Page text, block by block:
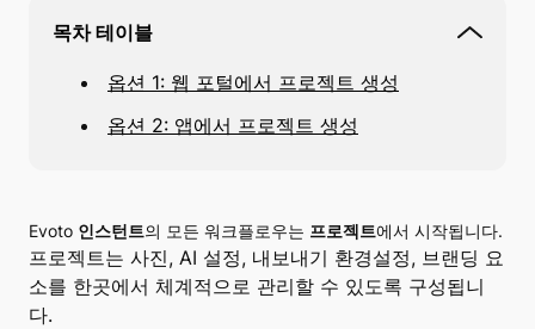
목차 테이블
옵션 1: 웹 포털에서 프로젝트 생성
옵션 2: 앱에서 프로젝트 생성
Evoto 인스턴트의 모든 워크플로우는 프로젝트에서 시작됩니다.
프로젝트는 사진, AI 설정, 내보내기 환경설정, 브랜딩 요
소를 한곳에서 체계적으로 관리할 수 있도록 구성됩니
다.